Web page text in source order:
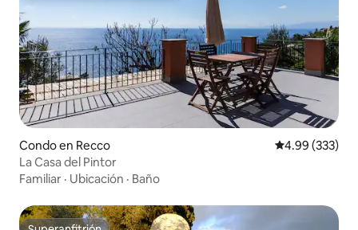
Condo en Recco Calificación
4.99 (333)
La Casa del Pintor
Familiar · Ubicación · Baño